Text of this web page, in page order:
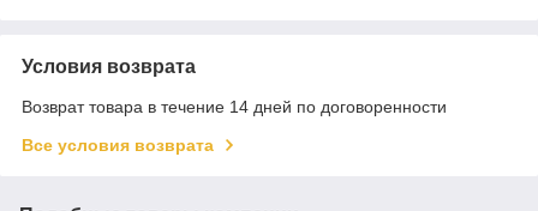
Условия возврата
Возврат товара в течение 14 дней по договоренности
Все условия возврата